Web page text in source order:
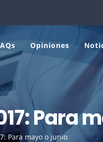
Opiniones
Para
Para mayo o junio